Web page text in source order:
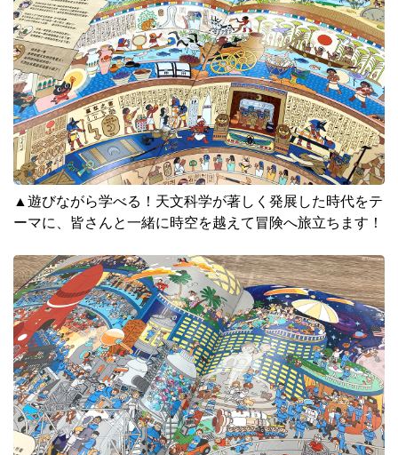
▲遊びながら学べる！天文科学が著しく発展した時代をテ
ーマに、皆さんと一緒に時空を越えて冒険へ旅立ちます！